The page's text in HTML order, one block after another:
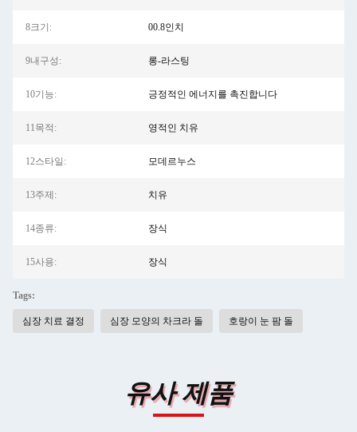
8크기: 00.8인치
9내구성: 롱-라스팅
10기능: 긍정적인 에너지를 촉진합니다
11목적: 영적인 치유
12스타일: 모데르누스
13주제: 치유
14종류: 장식
15사용: 장식
Tags:
심장 치료 결정 심장 모양의 차크라 돌 호랑이 눈 팜 돌
유사 제품